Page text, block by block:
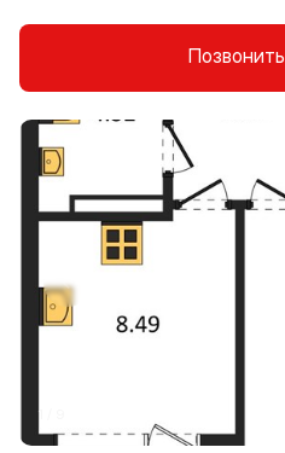
Позвонить